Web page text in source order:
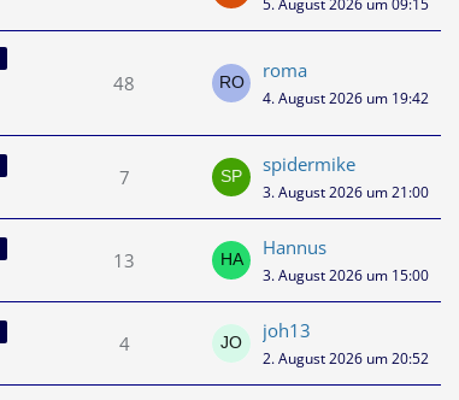
5. August 2026 um 09:15
48
roma
4. August 2026 um 19:42
7
spidermike
3. August 2026 um 21:00
13
Hannus
3. August 2026 um 15:00
4
joh13
2. August 2026 um 20:52